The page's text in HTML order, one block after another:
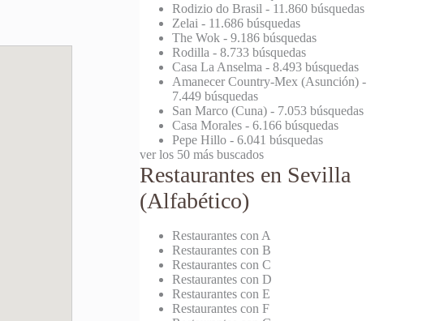
Rodizio do Brasil - 11.860 búsquedas
Zelai - 11.686 búsquedas
The Wok - 9.186 búsquedas
Rodilla - 8.733 búsquedas
Casa La Anselma - 8.493 búsquedas
Amanecer Country-Mex (Asunción) -
7.449 búsquedas
San Marco (Cuna) - 7.053 búsquedas
Casa Morales - 6.166 búsquedas
Pepe Hillo - 6.041 búsquedas
ver los 50 más buscados
Restaurantes en Sevilla
(Alfabético)
Restaurantes con A
Restaurantes con B
Restaurantes con C
Restaurantes con D
Restaurantes con E
Restaurantes con F